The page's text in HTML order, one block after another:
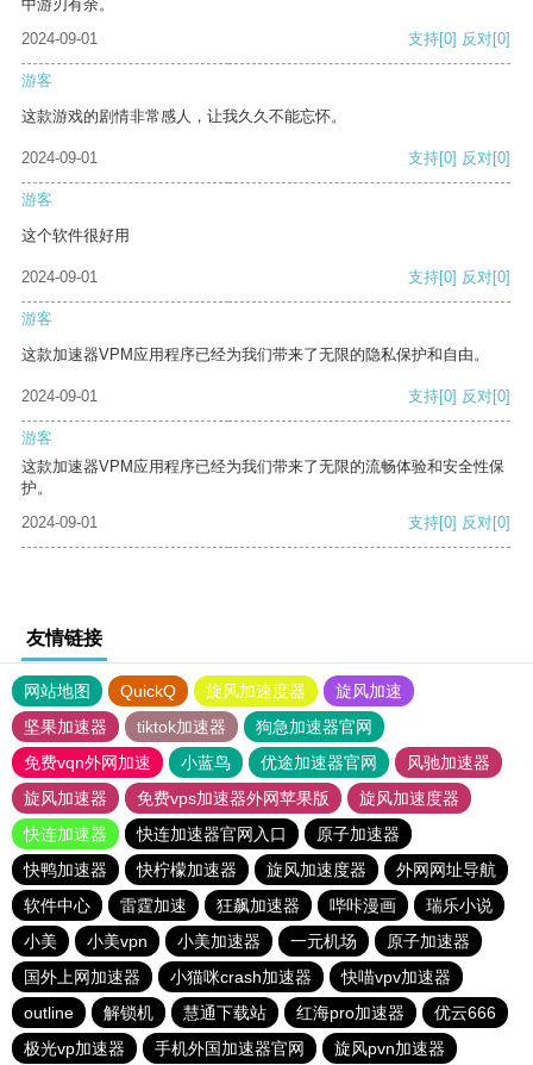
中游刃有余。
2024-09-01
支持[0] 反对[0]
游客
这款游戏的剧情非常感人，让我久久不能忘怀。
2024-09-01 支持[0] 反对[0]
游客
这个软件很好用
2024-09-01 支持[0] 反对[0]
游客
这款加速器VPM应用程序已经为我们带来了无限的隐私保护和自由。
2024-09-01 支持[0] 反对[0]
游客
这款加速器VPM应用程序已经为我们带来了无限的流畅体验和安全性保
护。
2024-09-01
支持[0] 反对[0]
友情链接
网站地图 QuickQ 旋风加速度器
旋风加速
坚果加速器
tiktok加速器
狗急加速器官网
免费vqn外网加速
小蓝鸟 优途加速器官网
风驰加速器
旋风加速器
免费vps加速器外网苹果版
旋风加速度器
快连加速器
快连加速器官网入口
原子加速器
快鸭加速器
快柠檬加速器 旋风加速度器
外网网址导航
软件中心
雷霆加速 狂飙加速器 哔咔漫画
瑞乐小说
小美
小美vpn 小美加速器 一元机场
原子加速器
国外上网加速器
小猫咪crash加速器
快喵vpv加速器
outline
解锁机 慧通下载站 红海pro加速器
优云666
极光vp加速器
手机外国加速器官网 旋风pvn加速器